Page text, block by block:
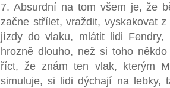
7. Absurdní na tom všem je, že
začne střílet, vraždit, vyskakovat
jízdy do vlaku, mlátit lidi
hrozně dlouho, než si toho
říct, že znám ten vlak, kterým
simuluje, si lidi dýchají na lebky,